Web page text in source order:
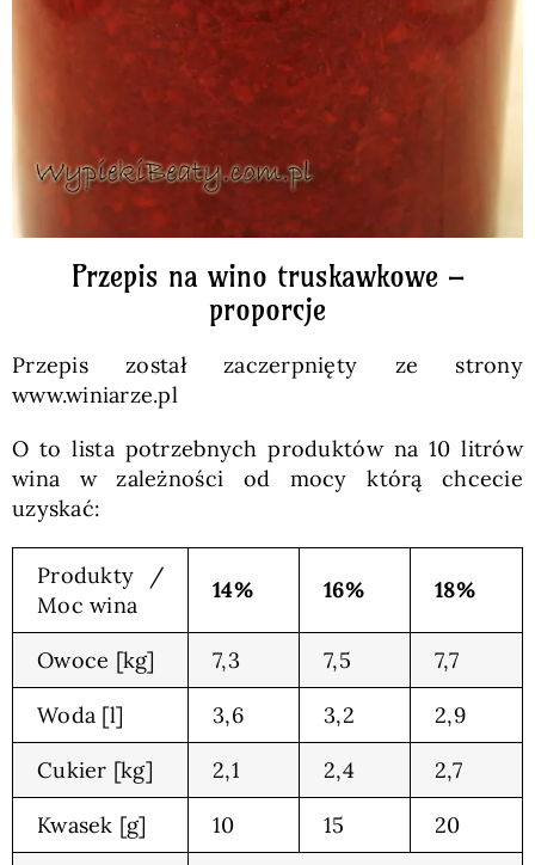
Przepis na wino truskawkowe –
proporcje
Przepis został zaczerpnięty ze strony
www.winiarze.pl
O to lista potrzebnych produktów na 10 litrów
wina w zależności od mocy którą chcecie
uzyskać:
Produkty /
Moc wina
14% 16% 18%
Owoce [kg] 7,3 7,5
7,7
Woda [l]
3,6 3,2
2,9
Cukier [kg]
2,1 2,4
2,7
Kwasek [g]
10 15 20